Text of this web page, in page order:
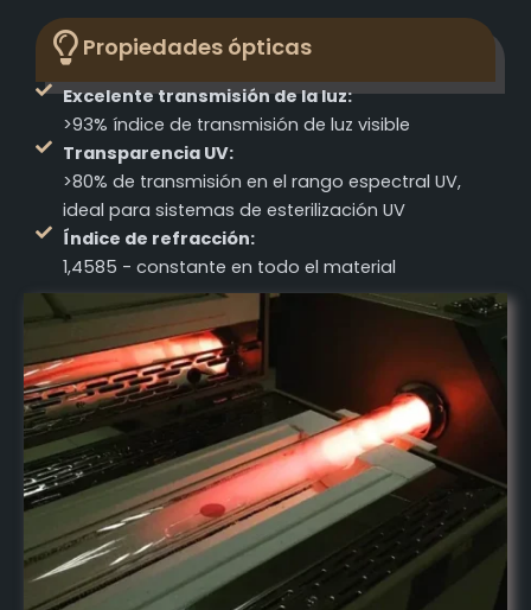
Propiedades ópticas
Excelente transmisión de la luz:
>93% índice de transmisión de luz visible
Transparencia UV:
>80% de transmisión en el rango espectral UV,
ideal para sistemas de esterilización UV
Índice de refracción:
1,4585 - constante en todo el material